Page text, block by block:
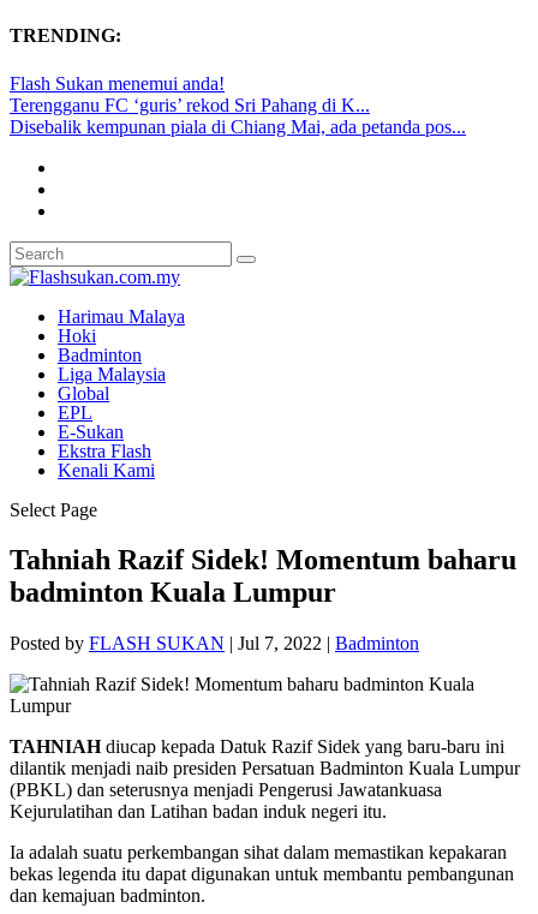
TRENDING:
Flash Sukan menemui anda!
Terengganu FC ‘guris’ rekod Sri Pahang di K...
Disebalik kempunan piala di Chiang Mai, ada petanda pos...
Harimau Malaya
Hoki
Badminton
Liga Malaysia
Global
EPL
E-Sukan
Ekstra Flash
Kenali Kami
Select Page
Tahniah Razif Sidek! Momentum baharu
badminton Kuala Lumpur
Posted by FLASH SUKAN | Jul 7, 2022 | Badminton
TAHNIAHdiucap kepada Datuk Razif Sidek yang baru-baru ini
dilantik menjadi naib presiden Persatuan Badminton Kuala Lumpur
(PBKL) dan seterusnya menjadi Pengerusi Jawatankuasa
Kejurulatihan dan Latihan badan induk negeri itu.
Ia adalah suatu perkembangan sihat dalam memastikan kepakaran
bekas legenda itu dapat digunakan untuk membantu pembangunan
dan kemajuan badminton.